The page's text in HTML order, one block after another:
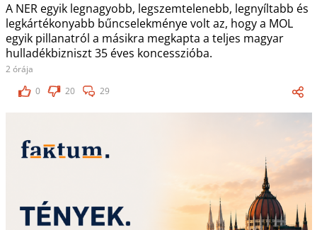
A NER egyik legnagyobb, legszemtelenebb, legnyíltabb és
legkártékonyabb bűncselekménye volt az, hogy a MOL
egyik pillanatról a másikra megkapta a teljes magyar
hulladékbizniszt 35 éves koncesszióba.
2 órája
0
20 29